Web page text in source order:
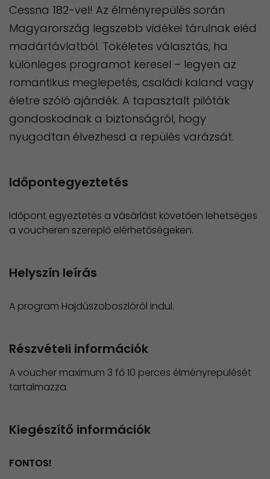
Cessna 182-vel! Az élményrepülés során
Magyarország legszebb vidékei tárulnak eléd
madártávlatból. Tökéletes választás, ha
különleges programot keresel – legyen az
romantikus meglepetés, családi kaland vagy
életre szóló ajándék. A tapasztalt pilóták
gondoskodnak a biztonságról, hogy
nyugodtan élvezhesd a repülés varázsát.
Időpontegyeztetés
Időpont egyeztetés a vásárlást követően lehetséges
a voucheren szereplő elérhetőségeken.
Helyszín leírás
A program Hajdúszoboszlóról indul.
Részvételi információk
A voucher maximum 3 fő 10 perces élményrepülését
tartalmazza.
Kiegészítő információk
FONTOS!